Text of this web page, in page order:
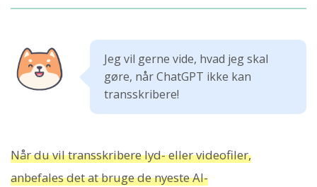
Jeg vil gerne vide, hvad jeg skal
gøre, når ChatGPT ikke kan
transskribere!
Når du vil transskribere lyd- eller videofiler,
anbefales det at bruge de nyeste AI-